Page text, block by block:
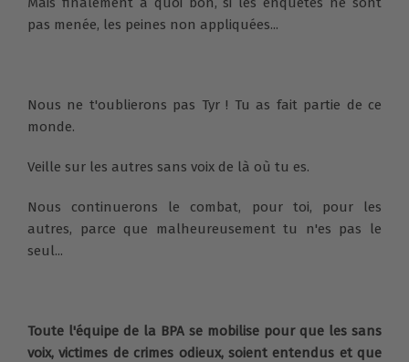
pas menée, les peines non appliquées...
Nous ne t'oublierons pas Tyr ! Tu as fait partie de ce
monde.
Veille sur les autres sans voix de là où tu es.
Nous continuerons le combat, pour toi, pour les
autres, parce que malheureusement tu n'es pas le
seul...
Toute l'équipe de la BPA se mobilise pour que les sans
voix, victimes de crimes odieux, soient entendus et que